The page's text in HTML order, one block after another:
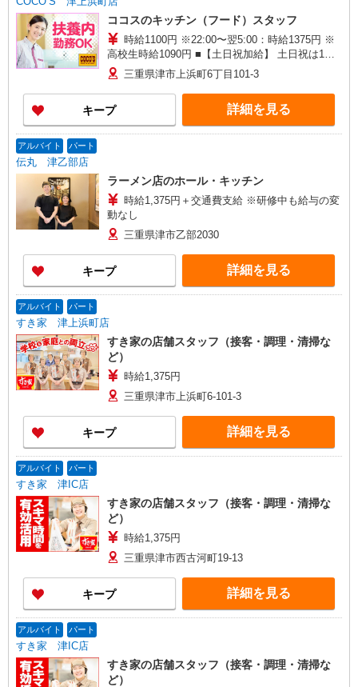
ココスのキッチン（フード）スタッフ
時給1100円 ※22:00〜翌5:00：時給1375円 ※
高校生時給1090円 ■【土日祝加給】 土日祝は1時
間当たり＋100円 ■特別手当 早朝手当（5:00〜
8:00）時給＋200円
三重県津市上浜町6丁目101-3
キープ 詳細を見る
アルバイト パート
伝丸 津乙部店
ラーメン店のホール・キッチン
時給1,375円＋交通費支給 ※研修中も給与の変
動なし
三重県津市乙部2030
キープ 詳細を見る
アルバイト パート
すき家 津上浜町店
すき家の店舗スタッフ（接客・調理・清掃な
ど）
時給1,375円
三重県津市上浜町6-101-3
キープ 詳細を見る
アルバイト パート
すき家 津IC店
すき家の店舗スタッフ（接客・調理・清掃な
ど）
時給1,375円
三重県津市西古河町19-13
キープ 詳細を見る
アルバイト パート
すき家 津IC店
すき家の店舗スタッフ（接客・調理・清掃な
ど）